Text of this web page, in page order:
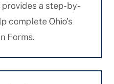
a step-by-
complete Ohio's
Forms.